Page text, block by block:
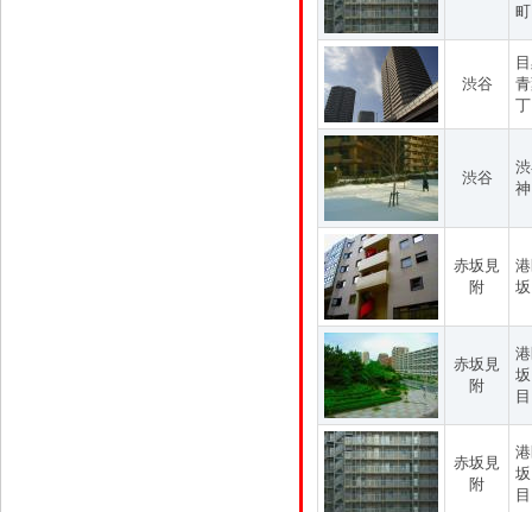
渋谷
渋谷
赤坂見
附
赤坂見
附
目
赤坂見
附
目